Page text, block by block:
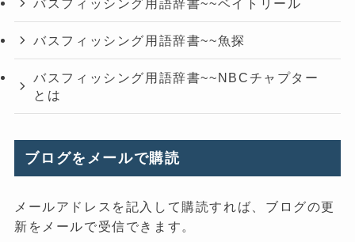
バスフィッシング用語辞書~~ベイトリール
バスフィッシング用語辞書~~魚探
バスフィッシング用語辞書~~NBCチャプター
とは
ブログをメールで購読
メールアドレスを記入して購読すれば、ブログの更
新をメールで受信できます。